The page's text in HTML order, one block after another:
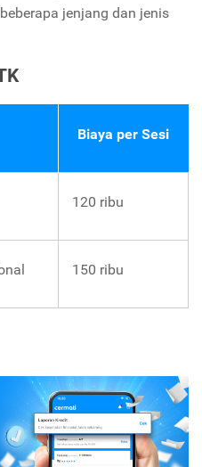
jenjang dan jenis
Biaya per Sesi
120 ribu
150 ribu